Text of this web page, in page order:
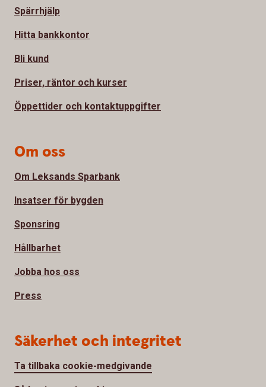
Spärrhjälp
Hitta bankkontor
Bli kund
Priser, räntor och kurser
Öppettider och kontaktuppgifter
Om oss
Om Leksands Sparbank
Insatser för bygden
Sponsring
Hållbarhet
Jobba hos oss
Press
Säkerhet och integritet
Ta tillbaka cookie-medgivande